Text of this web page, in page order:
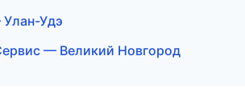
Удэ
— Великий Новгород